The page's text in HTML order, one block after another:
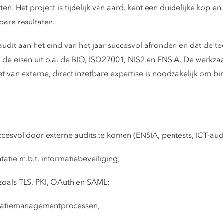
Het project is tijdelijk van aard, kent een duidelijke kop en
resultaten.
aan het eind van het jaar succesvol afronden en dat de
uit o.a. de BIO, ISO27001, NIS2 en ENSIA. De
van externe, direct inzetbare expertise is noodzakelijk om
door externe audits te komen (ENSIA, pentests, ICT-
m.b.t. informatiebeveiliging;
TLS, PKI, OAuth en SAML;